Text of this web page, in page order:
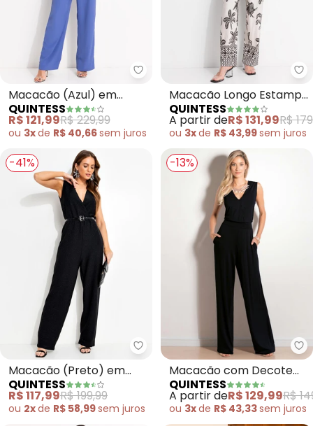
Quintess - Macacão (Azul) em
Macacão (Azul) em
Crepe Plano
QUINTESS
R$ 121,99R$ 229,99
ou 3xde R$ 40,66sem juros
Macacão Longo Estampa
Folhagem em Malha de
Viscose com Ajuste na
Cintura
QUINTESS
A partir deR$ 131,99R$
ou 3xde R$ 43,99sem juros
-41%
Quintess - Macacão (Preto)
Macacão (Preto) em
Malha com Lurex
QUINTESS
R$ 117,99R$ 199,99
ou 2xde R$ 58,99sem juros
-13%
Macacão com Decote
Transpassado (Preto) e
Bolsos
QUINTESS
A partir deR$ 129,99R$
ou 3xde R$ 43,33sem juros